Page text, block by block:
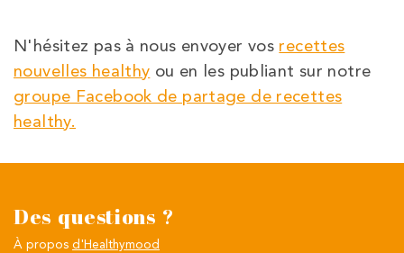
N'hésitez pas à nous envoyer vos recettes
nouvelles healthy ou en les publiant sur notre
groupe Facebook de partage de recettes
healthy.
Des questions ?
À propos d'Healthymood